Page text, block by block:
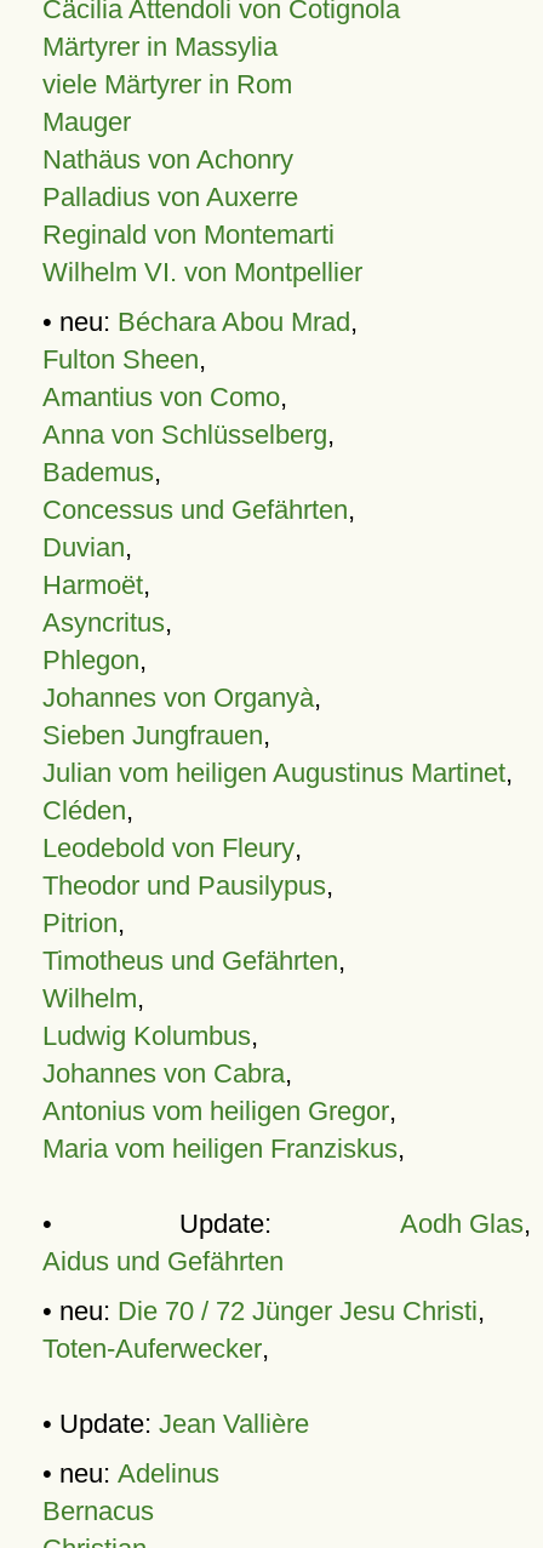
Cäcilia Attendoli von Cotignola
Märtyrer in Massylia
viele Märtyrer in Rom
Mauger
Nathäus von Achonry
Palladius von Auxerre
Reginald von Montemarti
Wilhelm VI. von Montpellier
• neu: Béchara Abou Mrad,
Fulton Sheen,
Amantius von Como,
Anna von Schlüsselberg,
Bademus,
Concessus und Gefährten,
Duvian,
Harmoët,
Asyncritus,
Phlegon,
Johannes von Organyà,
Sieben Jungfrauen,
Julian vom heiligen Augustinus Martinet,
Cléden,
Leodebold von Fleury,
Theodor und Pausilypus,
Pitrion,
Timotheus und Gefährten,
Wilhelm,
Ludwig Kolumbus,
Johannes von Cabra,
Antonius vom heiligen Gregor,
Maria vom heiligen Franziskus,
• Update: Aodh Glas,
Aidus und Gefährten
• neu: Die 70 / 72 Jünger Jesu Christi,
Toten-Auferwecker,
• Update: Jean Vallière
• neu: Adelinus
Bernacus